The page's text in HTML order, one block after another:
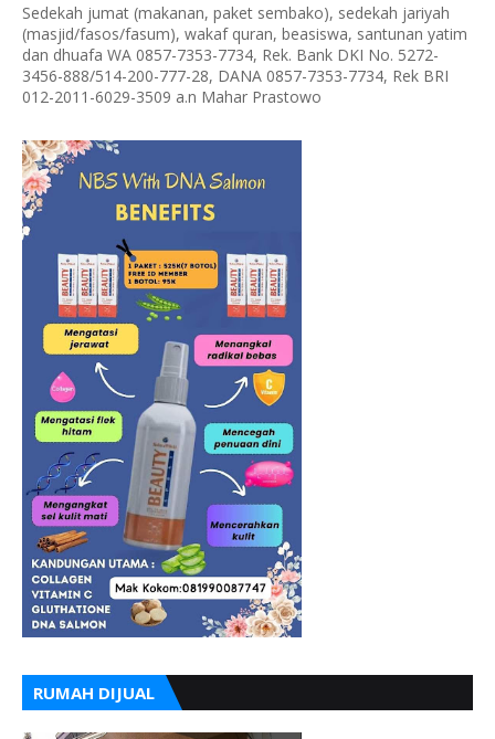
Sedekah jumat (makanan, paket sembako), sedekah jariyah
(masjid/fasos/fasum), wakaf quran, beasiswa, santunan yatim
dan dhuafa WA 0857-7353-7734, Rek. Bank DKI No. 5272-
3456-888/514-200-777-28, DANA 0857-7353-7734, Rek BRI
012-2011-6029-3509 a.n Mahar Prastowo
RUMAH DIJUAL